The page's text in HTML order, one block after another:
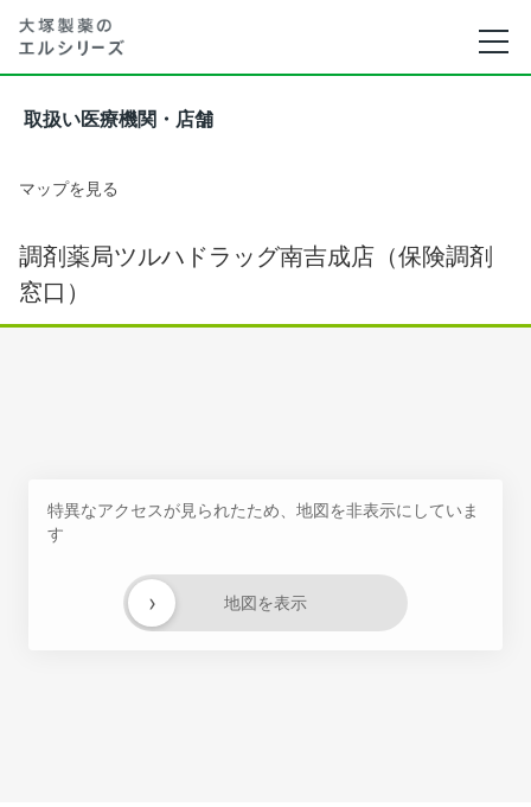
取扱い医療機関・店舗
マップを見る
調剤薬局ツルハドラッグ南吉成店（保険調剤
窓口）
特異なアクセスが見られたため、地図を非表示にしていま
す
地図を表示
›